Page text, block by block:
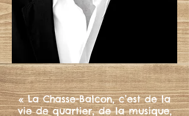
« La Chasse-Balcon, c’est de la
vie de quartier, de la musique,